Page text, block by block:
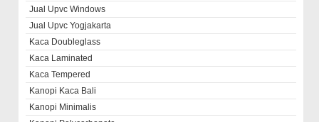
Jual Upvc Windows
Jual Upvc Yogjakarta
Kaca Doubleglass
Kaca Laminated
Kaca Tempered
Kanopi Kaca Bali
Kanopi Minimalis